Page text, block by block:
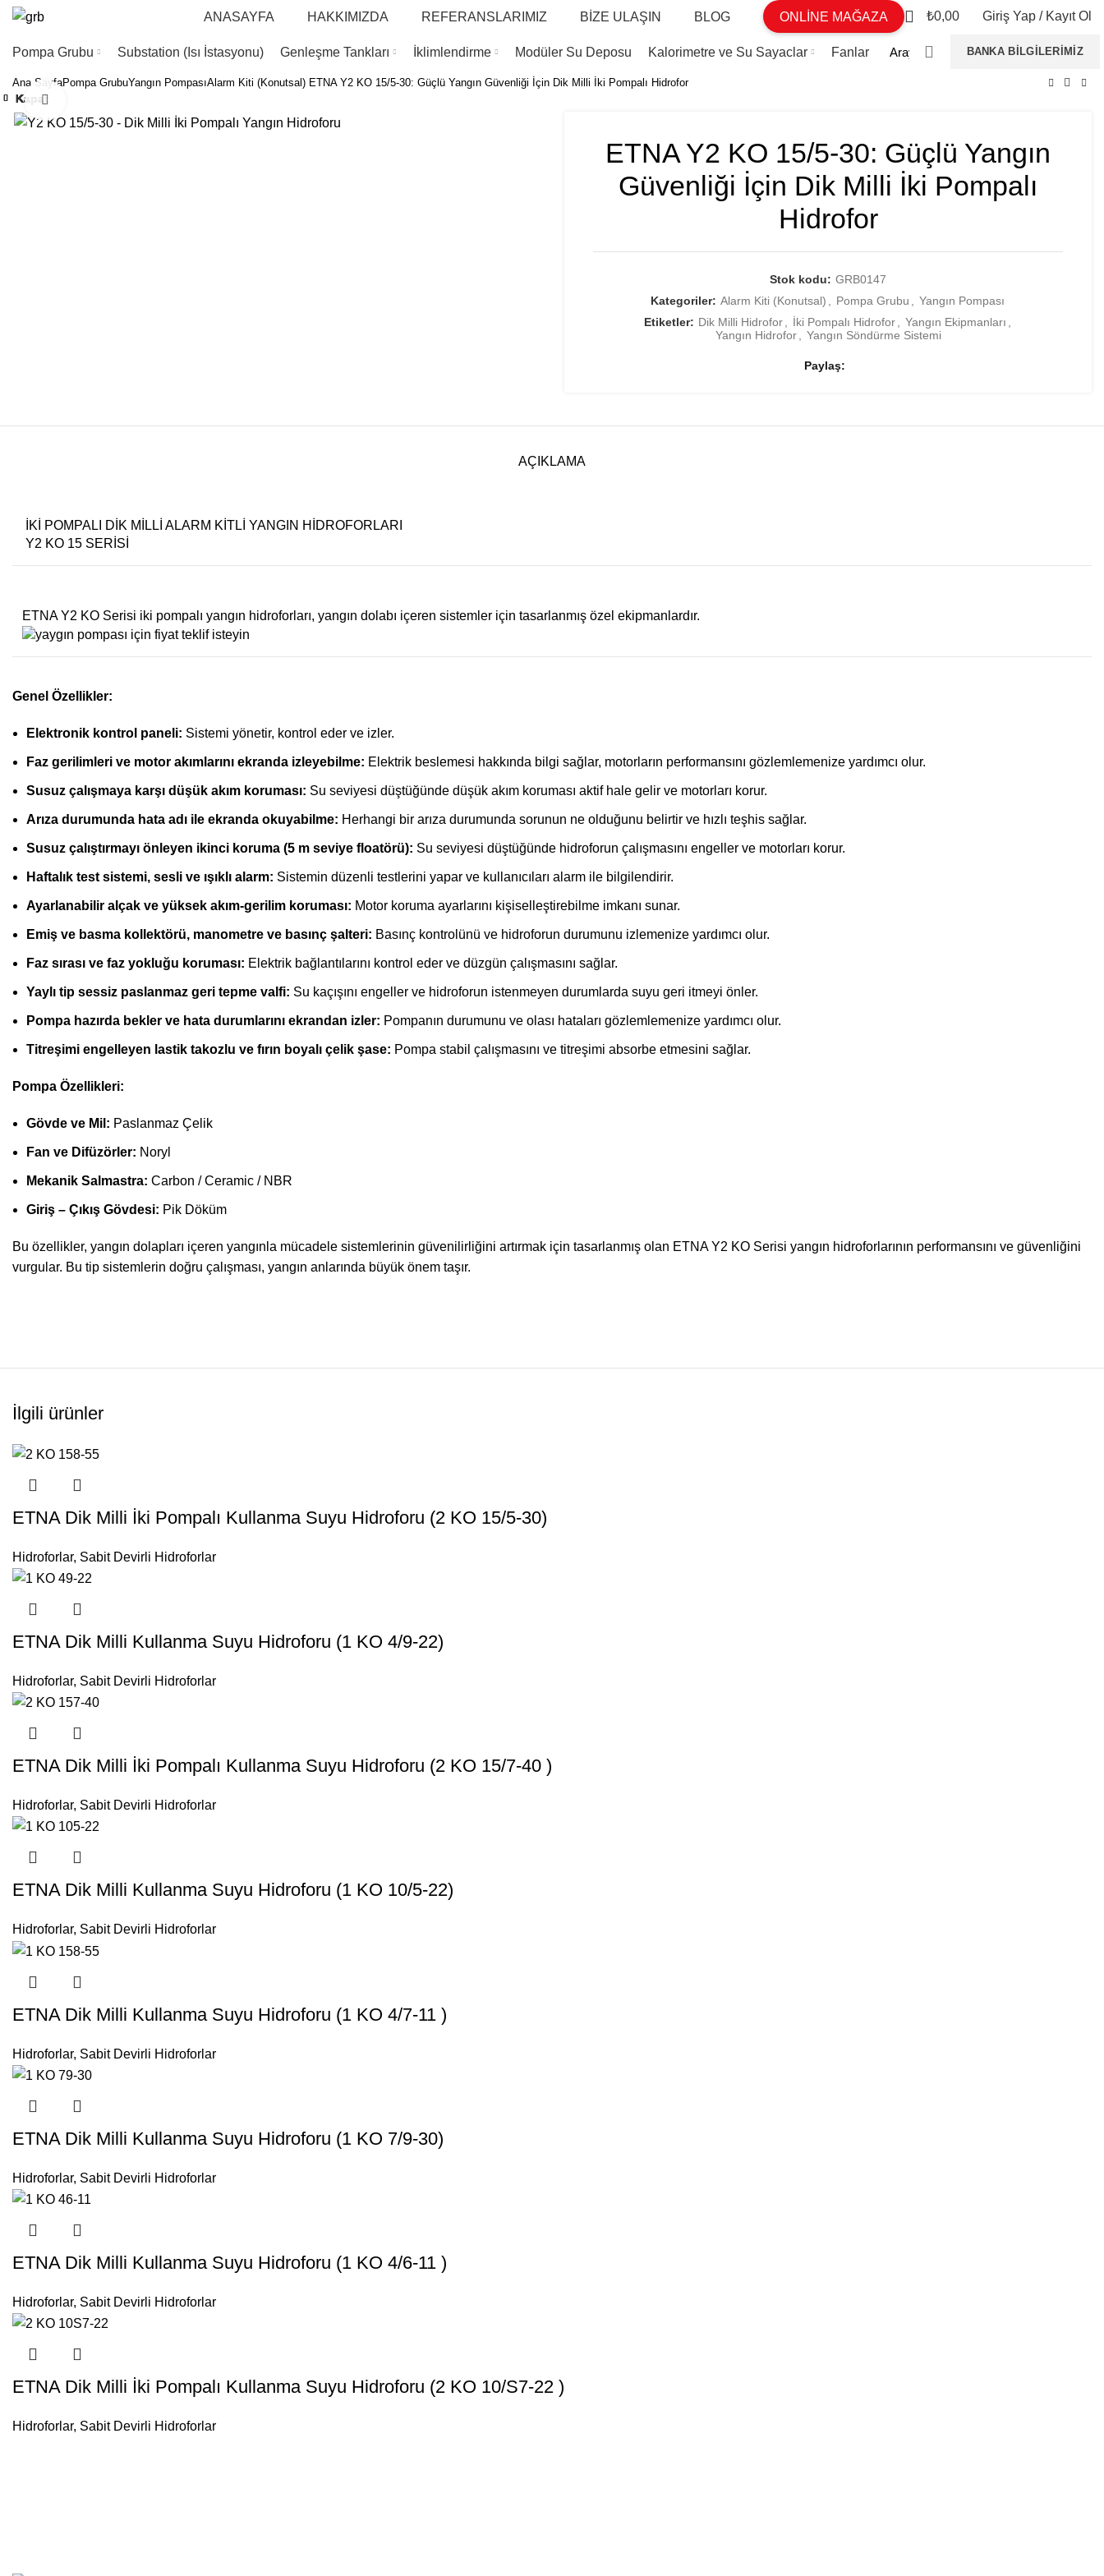
ANASAYFA HAKKIMIZDA REFERANSLARIMIZ BİZE ULAŞIN BLOG ONLİNE MAĞAZA ₺0,00 Giriş Yap / Kayıt Ol
Pompa Grubu Substation (Isı İstasyonu) Genleşme Tankları İklimlendirme Modüler Su Deposu Kalorimetre ve Su Sayaclar Fanlar BANKA BILGILERIMIZ
Ana SayfaPompa GrubuYangın PompasıAlarm Kiti (Konutsal) ETNA Y2 KO 15/5-30: Güçlü Yangın Güvenliği İçin Dik Milli İki Pompalı Hidrofor
ETNA Y2 KO 15/5-30: Güçlü Yangın
Güvenliği İçin Dik Milli İki Pompalı
Hidrofor
Stok kodu: GRB0147
Kategoriler: Alarm Kiti (Konutsal) Pompa Grubu
Yangın Pompası
Etiketler: Dik Milli Hidrofor İki Pompalı Hidrofor Yangın Ekipmanları
Yangın Hidrofor
Yangın Söndürme Sistemi
Paylaş
AÇIKLAMA
İKİ POMPALI DİK MİLLİ ALARM KİTLİ YANGIN HİDROFORLARI
Y2 KO 15 SERİSİ
ETNA Y2 KO Serisi iki pompalı yangın hidroforları, yangın dolabı içeren sistemler için tasarlanmış özel ekipmanlardır.
Genel Özellikler:
Elektronik kontrol paneli: Sistemi yönetir, kontrol eder ve izler.
Faz gerilimleri ve motor akımlarını ekranda izleyebilme: Elektrik beslemesi hakkında bilgi sağlar, motorların performansını gözlemlemenize yardımcı olur.
Susuz çalışmaya karşı düşük akım koruması: Su seviyesi düştüğünde düşük akım koruması aktif hale gelir ve motorları korur.
Arıza durumunda hata adı ile ekranda okuyabilme: Herhangi bir arıza durumunda sorunun ne olduğunu belirtir ve hızlı teşhis sağlar.
Susuz çalıştırmayı önleyen ikinci koruma (5 m seviye floatörü): Su seviyesi düştüğünde hidroforun çalışmasını engeller ve motorları korur.
Haftalık test sistemi, sesli ve ışıklı alarm: Sistemin düzenli testlerini yapar ve kullanıcıları alarm ile bilgilendirir.
Ayarlanabilir alçak ve yüksek akım-gerilim koruması: Motor koruma ayarlarını kişiselleştirebilme imkanı sunar.
Emiş ve basma kollektörü, manometre ve basınç şalteri: Basınç kontrolünü ve hidroforun durumunu izlemenize yardımcı olur.
Faz sırası ve faz yokluğu koruması: Elektrik bağlantılarını kontrol eder ve düzgün çalışmasını sağlar.
Yaylı tip sessiz paslanmaz geri tepme valfi: Su kaçışını engeller ve hidroforun istenmeyen durumlarda suyu geri itmeyi önler.
Pompa hazırda bekler ve hata durumlarını ekrandan izler: Pompanın durumunu ve olası hataları gözlemlemenize yardımcı olur.
Titreşimi engelleyen lastik takozlu ve fırın boyalı çelik şase: Pompa stabil çalışmasını ve titreşimi absorbe etmesini sağlar.
Pompa Özellikleri:
Gövde ve Mil: Paslanmaz Çelik
Fan ve Difüzörler: Noryl
Mekanik Salmastra: Carbon / Ceramic / NBR
Giriş – Çıkış Gövdesi: Pik Döküm
Bu özellikler, yangın dolapları içeren yangınla mücadele sistemlerinin güvenilirliğini artırmak için tasarlanmış olan ETNA Y2 KO Serisi yangın hidroforlarının performansını ve güvenliğini
vurgular. Bu tip sistemlerin doğru çalışması, yangın anlarında büyük önem taşır.
İlgili ürünler
Kapat
ETNA Dik Milli İki Pompalı Kullanma Suyu Hidroforu (2 KO 15/5-30)
Hidroforlar, Sabit Devirli Hidroforlar
Kapat
ETNA Dik Milli Kullanma Suyu Hidroforu (1 KO 4/9-22)
Hidroforlar, Sabit Devirli Hidroforlar
Kapat
ETNA Dik Milli İki Pompalı Kullanma Suyu Hidroforu (2 KO 15/7-40 )
Hidroforlar, Sabit Devirli Hidroforlar
Kapat
ETNA Dik Milli Kullanma Suyu Hidroforu (1 KO 10/5-22)
Hidroforlar, Sabit Devirli Hidroforlar
Kapat
ETNA Dik Milli Kullanma Suyu Hidroforu (1 KO 4/7-11 )
Hidroforlar, Sabit Devirli Hidroforlar
Kapat
ETNA Dik Milli Kullanma Suyu Hidroforu (1 KO 7/9-30)
Hidroforlar, Sabit Devirli Hidroforlar
Kapat
ETNA Dik Milli Kullanma Suyu Hidroforu (1 KO 4/6-11 )
Hidroforlar, Sabit Devirli Hidroforlar
Kapat
ETNA Dik Milli İki Pompalı Kullanma Suyu Hidroforu (2 KO 10/S7-22 )
Hidroforlar, Sabit Devirli Hidroforlar